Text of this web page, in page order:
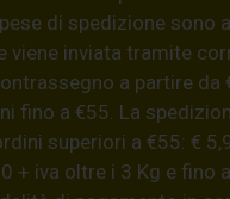
di spedizione sono
viene inviata tramite
a partire da
fino a €55. La
superiori a €55: €
+ iva oltre i 3 Kg e fino